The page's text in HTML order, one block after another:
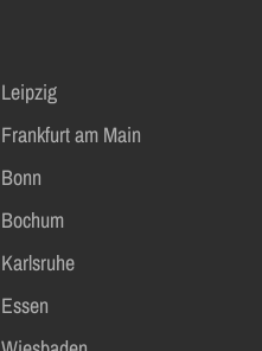
Leipzig
Frankfurt am Main
Bonn
Bochum
Karlsruhe
Essen